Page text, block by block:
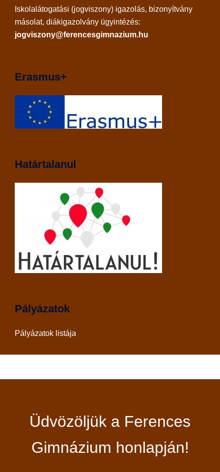
Iskolalátogatási (jogviszony) igazolás, bizonyítvány
másolat, diákigazolvány ügyintézés:
jogviszony@ferencesgimnazium.hu
Erasmus+
Határtalanul
Pályázatok
Pályázatok listája
Üdvözöljük a Ferences
Gimnázium honlapján!